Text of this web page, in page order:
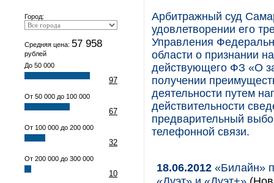
Город:
Средняя цена: 57 958
рублей
До 50 000
97
От 50 000 до 100 000
67
От 100 000 до 200 000
32
От 200 000 до 300 000
10
Арбитражный суд
удовлетворении его
Управления
области о признании
действующего ФЗ «О
получении
деятельности путем
действительности
предварительный
телефонной связи.
18.06.2012 «Билайн»